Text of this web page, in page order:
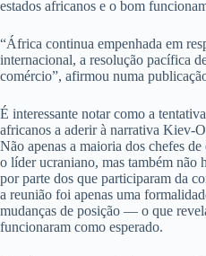
estados africanos e o bom
“África continua empenhada em
internacional, a resolução pacífica
comércio”, afirmou numa
É interessante notar como a
africanos a aderir à narrativa Kiev-
Não apenas a maioria dos chefes
o líder ucraniano, mas também não
por parte dos que participaram da
a reunião foi apenas uma
mudanças de posição — o que
funcionaram como esperado.